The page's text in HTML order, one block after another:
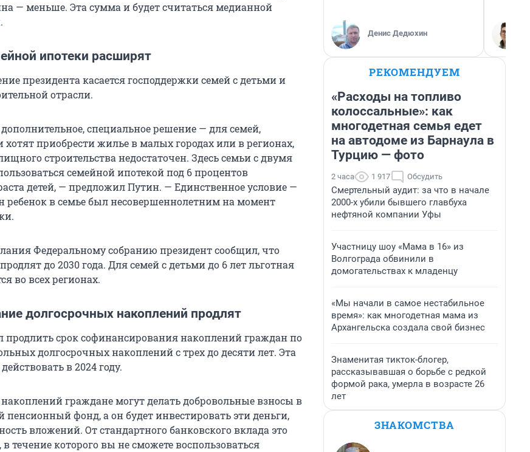
— меньше. Эта сумма и будет считаться медианной
ипотеки расширят
президента касается господдержки семей с детьми и
отрасли.
специальное решение — для семей,
приобрести жилье в малых городах или в регионах,
строительства недостаточен. Здесь семьи с двумя
семейной ипотекой под 6 процентов
детей, — предложил Путин. — Единственное условие —
ребенок в семье был несовершеннолетним на момент
Федеральному собранию президент сообщил, что
до 2030 года. Для семей с детьми до 6 лет льготная
во всех регионах.
долгосрочных накоплений продлят
продлить срок софинансирования накоплений граждан по
долгосрочных накоплений с трех до десяти лет. Эта
в 2024 году.
граждане могут делать добровольные взносы в
пенсионный фонд, а он будет инвестировать эти деньги,
вложений. От стандартного банковского вклада это
течение которого вы не сможете воспользоваться
Денис Дедюхин
РЕКОМЕНДУЕМ
«Расходы на топливо
колоссальные»: как
многодетная семья едет
на автодоме из Барнаула в
Турцию — фото
2 часа 1 917 Обсудить
Смертельный аудит: за что в начале
2000-х убили бывшего главбуха
нефтяной компании Уфы
Участницу шоу «Мама в 16» из
Волгограда обвинили в
домогательствах к младенцу
«Мы начали в самое нестабильное
время»: как многодетная мама из
Архангельска создала свой бизнес
Знаменитая тикток-блогер,
рассказывавшая о борьбе с редкой
формой рака, умерла в возрасте 26
лет
ЗНАКОМСТВА